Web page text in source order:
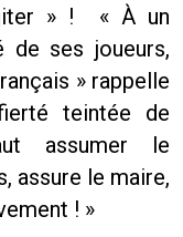
» ! « À un
de ses joueurs,
» rappelle
teintée de
assumer le
assure le maire,
! »